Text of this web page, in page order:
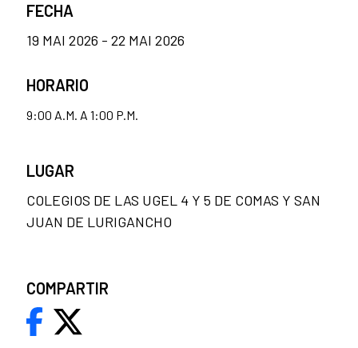
FECHA
19 MAI 2026 - 22 MAI 2026
HORARIO
9:00 A.M. A 1:00 P.M.
LUGAR
COLEGIOS DE LAS UGEL 4 Y 5 DE COMAS Y SAN
JUAN DE LURIGANCHO
COMPARTIR